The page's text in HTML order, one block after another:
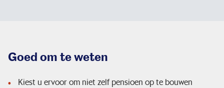
Goed om te weten
Kiest u ervoor om niet zelf pensioen op te bouwen